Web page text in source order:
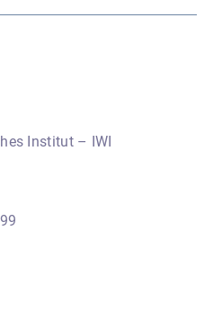
Institut – IWI